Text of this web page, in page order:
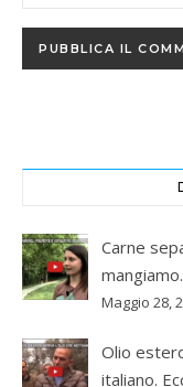
Carne
mangiamo.
Maggio 28,
Olio
italiano.